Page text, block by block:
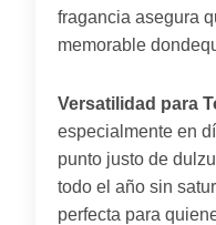
fragancia asegura
memorable
Versatilidad para
especialmente en
punto justo de
todo el año sin
perfecta para